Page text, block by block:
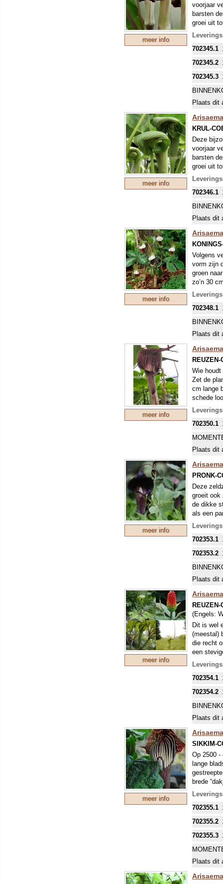
meer info
voorjaar
barsten
groei uit
maar die
groen- tot
uit de
702345.1
702345.2
702345.3
Plaats dit
meer info
KRUL-
Deze
voorjaar
barsten
groei uit
maar die
is
702346.1
Plaats dit
meer info
Volgens
vorm zijn
groen
zo’n 30
goed
kleur.
echter
702348.1
Plaats dit
meer info
Wie
Zet de
cm lange
schede
Binnenin
randen
de
winterdek
702350.1
Plaats dit
meer info
PRONK-
Deze
groeit ook
de dikke
als een
prima
702353.1
702353.2
Plaats dit
meer info
(Engels:
Dit is wel
(meestal)
die recht
een
vindt dit
702354.1
702354.2
Plaats dit
meer info
SIKKIM-
Op 2500 -
lange
brede
Zeer
702355.1
702355.2
702355.3
Plaats dit